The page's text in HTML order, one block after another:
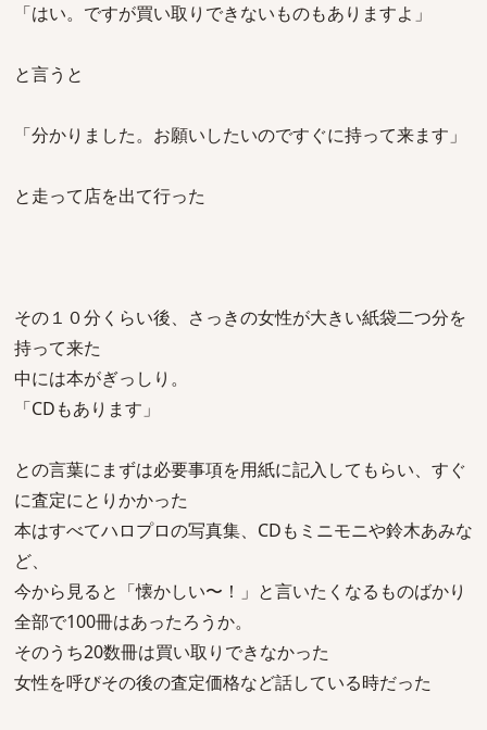
「はい。ですが買い取りできないものもありますよ」
と言うと
「分かりました。お願いしたいのですぐに持って来ます」
と走って店を出て行った
その１０分くらい後、さっきの女性が大きい紙袋二つ分を
持って来た
中には本がぎっしり。
「CDもあります」
との言葉にまずは必要事項を用紙に記入してもらい、すぐ
に査定にとりかかった
本はすべてハロプロの写真集、CDもミニモニや鈴木あみな
ど、
今から見ると「懐かしい〜！」と言いたくなるものばかり
全部で100冊はあったろうか。
そのうち20数冊は買い取りできなかった
女性を呼びその後の査定価格など話している時だった